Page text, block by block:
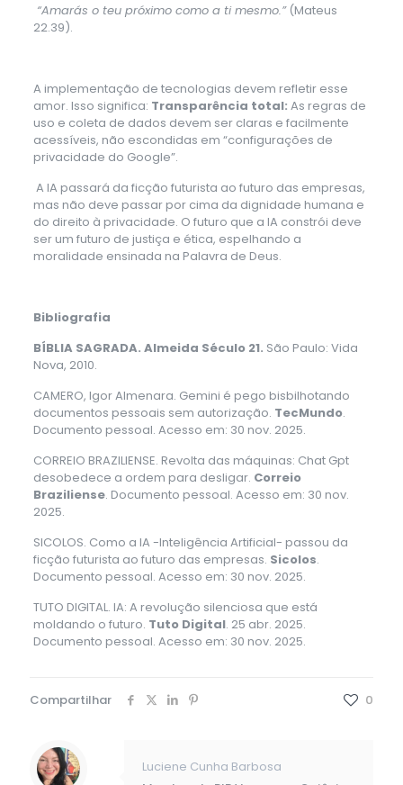
“Amarás o teu próximo como a ti mesmo.”(Mateus
22.39).
A implementação de tecnologias devem refletir esse
amor. Isso significa: Transparência total: As regras de
uso e coleta de dados devem ser claras e facilmente
acessíveis, não escondidas em “configurações de
privacidade do Google”.
A IA passará da ficção futurista ao futuro das empresas,
mas não deve passar por cima da dignidade humana e
do direito à privacidade. O futuro que a IA constrói deve
ser um futuro de justiça e ética, espelhando a
moralidade ensinada na Palavra de Deus.
Bibliografia
BÍBLIA SAGRADA. Almeida Século 21. São Paulo: Vida
Nova, 2010.
CAMERO, Igor Almenara. Gemini é pego bisbilhotando
documentos pessoais sem autorização. TecMundo.
Documento pessoal. Acesso em: 30 nov. 2025.
CORREIO BRAZILIENSE. Revolta das máquinas: Chat Gpt
desobedece a ordem para desligar. Correio
Braziliense. Documento pessoal. Acesso em: 30 nov.
2025.
SICOLOS. Como a IA -Inteligência Artificial- passou da
ficção futurista ao futuro das empresas. Sicolos.
Documento pessoal. Acesso em: 30 nov. 2025.
TUTO DIGITAL. IA: A revolução silenciosa que está
moldando o futuro. Tuto Digital. 25 abr. 2025.
Documento pessoal. Acesso em: 30 nov. 2025.
Compartilhar 0
Luciene Cunha Barbosa